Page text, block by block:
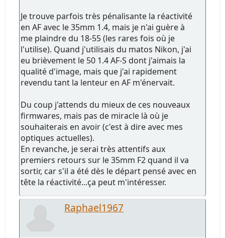
Je trouve parfois très pénalisante la réactivité
en AF avec le 35mm 1.4, mais je n'ai guère à
me plaindre du 18-55 (les rares fois où je
l'utilise). Quand j'utilisais du matos Nikon, j'ai
eu brièvement le 50 1.4 AF-S dont j'aimais la
qualité d'image, mais que j'ai rapidement
revendu tant la lenteur en AF m'énervait.
Du coup j'attends du mieux de ces nouveaux
firmwares, mais pas de miracle là où je
souhaiterais en avoir (c'est à dire avec mes
optiques actuelles).
En revanche, je serai très attentifs aux
premiers retours sur le 35mm F2 quand il va
sortir, car s'il a été dès le départ pensé avec en
tête la réactivité...ça peut m'intéresser.
Raphael1967